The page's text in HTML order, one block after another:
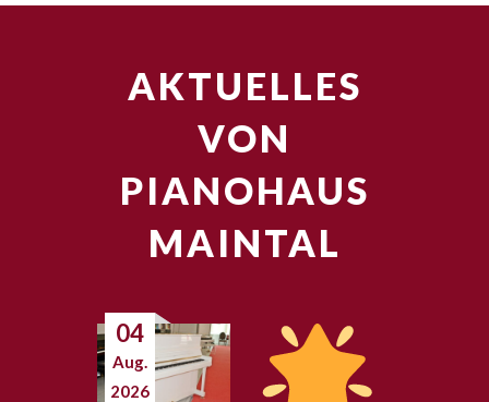
AKTUELLES
VON
PIANOHAUS
MAINTAL
04
Aug.
2026